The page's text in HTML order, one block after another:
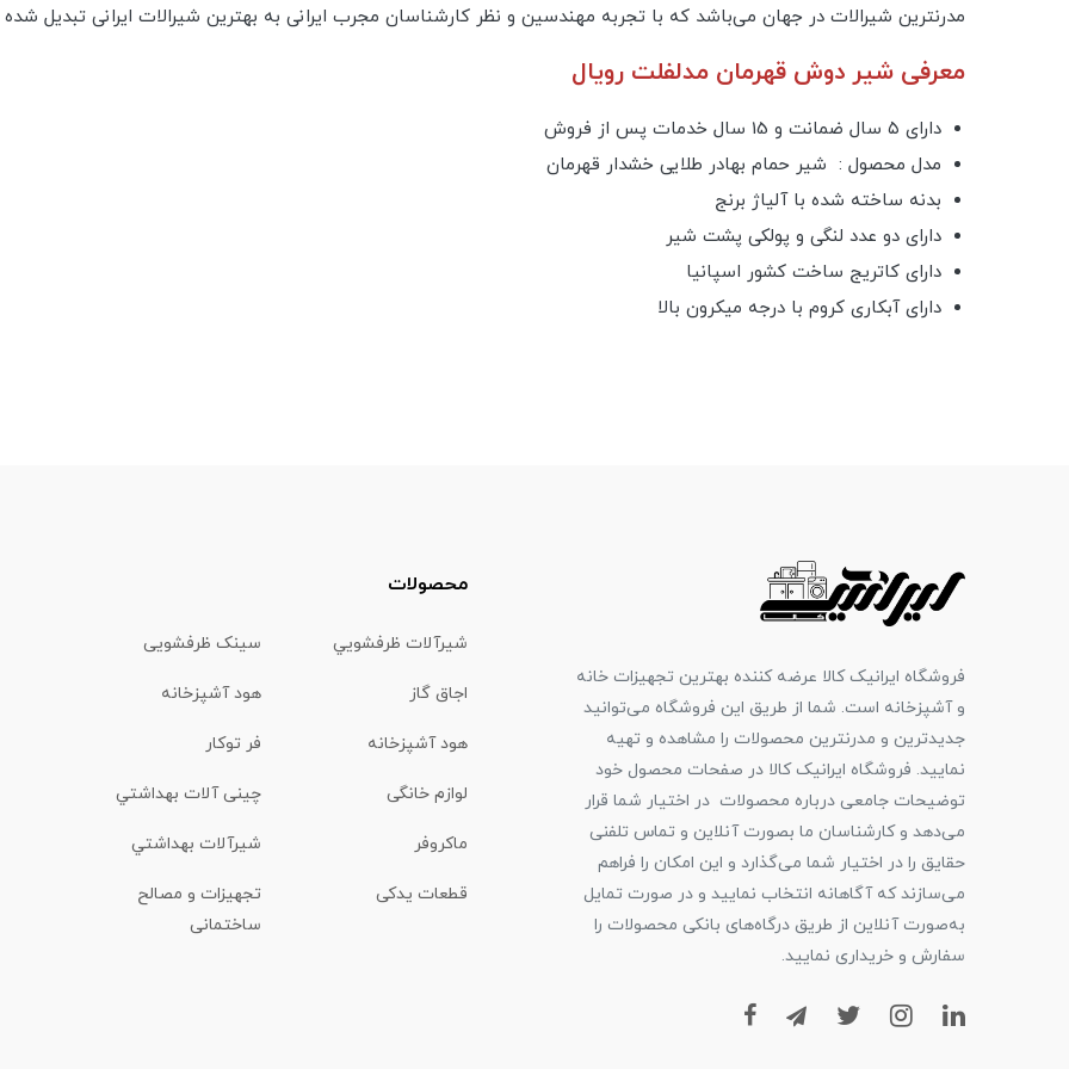
مدرنترین شیرالات در جهان می‌باشد که با تجربه مهندسین و نظر کارشناسان مجرب ایرانی به بهترین شیرالات ایرانی تبدیل
معرفی شیر دوش قهرمان مدلفلت رویال
دارای ۵ سال ضمانت و 15 سال خدمات پس از فروش
مدل محصول : شیر حمام بهادر طلایی خشدار قهرمان
بدنه ساخته شده با آلیاژ برنج
دارای دو عدد لنگی و پولکی پشت شیر
دارای کاتریج ساخت کشور اسپانیا
دارای آبکاری کروم با درجه میکرون بالا
فروشگاه ایرانیک کالا عرضه کننده بهترین تجهیزات خانه
و آشپزخانه است. شما از طریق این فروشگاه می‌توانید
جدیدترین و مدرنترین محصولات را مشاهده و تهیه
نمایید. فروشگاه ایرانیک کالا در صفحات محصول خود
توضیحات جامعی درباره محصولات در اختیار شما قرار
می‌دهد و کارشناسان ما بصورت آنلاین و تماس تلفنی
حقایق را در اختیار شما می‌گذارد و این امکان را فراهم
می‌سازند که آگاهانه انتخاب نمایید و در صورت تمایل
به‌صورت آنلاین از طریق درگاه‌های بانکی محصولات را
سفارش و خریداری نمایید.
محصولات
شیرآلات ظرفشويي سینک ظرفشویی
اجاق گاز هود آشپزخانه
هود آشپزخانه فر توکار
لوازم خانگی چینی آلات بهداشتي
ماكروفر شیرآلات بهداشتي
قطعات یدکی
تجهیزات و مصالح
ساختمانی